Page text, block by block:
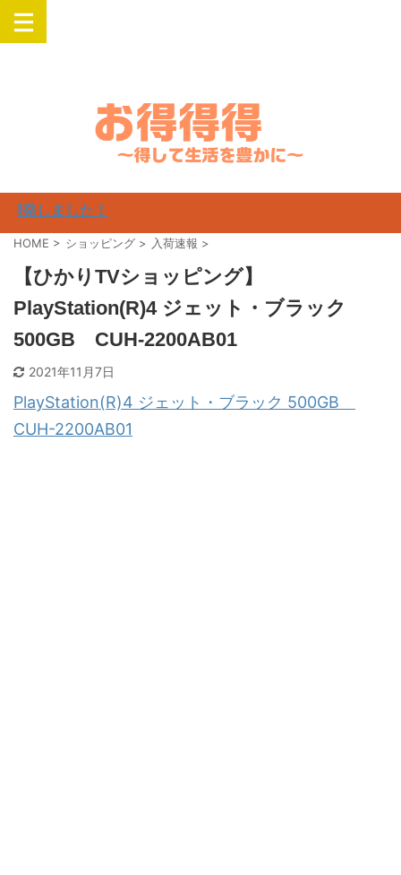
発しました！
HOME > ショッピング > 入荷速報 >
【ひかりTVショッピング】
PlayStation(R)4 ジェット・ブラック
500GB CUH-2200AB01
2021年11月7日
PlayStation(R)4 ジェット・ブラック 500GB
CUH-2200AB01